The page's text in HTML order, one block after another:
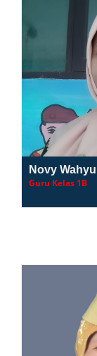
Novy
Guru Kelas 1B